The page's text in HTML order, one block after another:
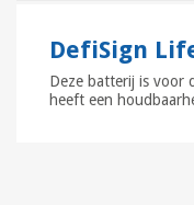
DefiSign
Deze batterij is voor
heeft een